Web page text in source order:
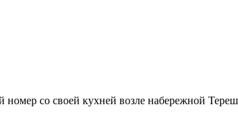
со своей кухней возле набережной